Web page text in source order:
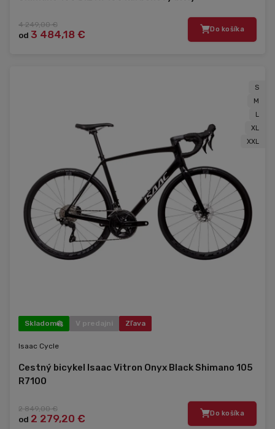
4 249,00 €
od 3 484,18 € Do košíka
S
M
L
XL
XXL
Skladom V predajni Zľava
Isaac Cycle
Cestný bicykel Isaac Vitron Onyx Black Shimano 105
R7100
2 849,00 €
od 2 279,20 € Do košíka